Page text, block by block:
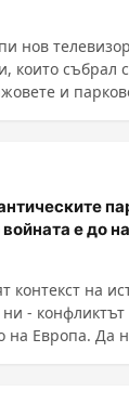
нов
които събрал
и
е до
контекст на
-
на Европа. Да